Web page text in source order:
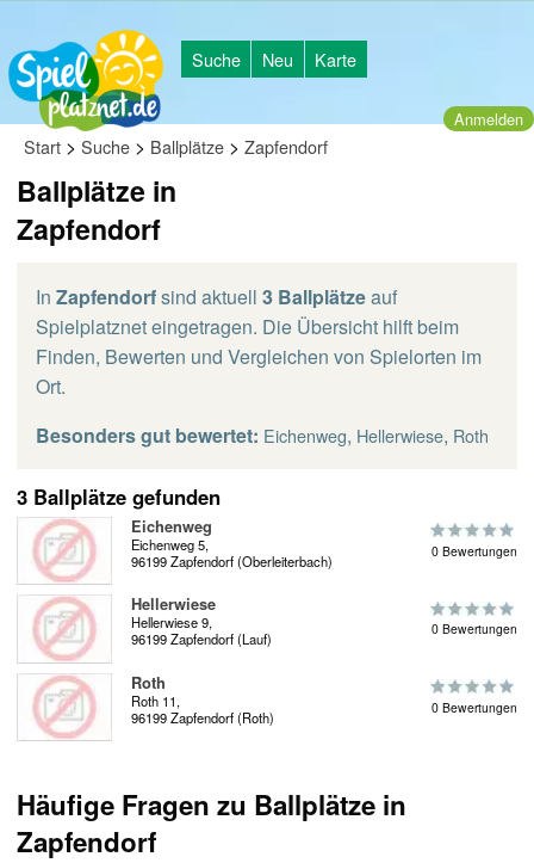
Suche Neu Karte
Anmelden
Start > Suche > Ballplätze > Zapfendorf
Ballplätze in
Zapfendorf
In Zapfendorfsind aktuell 3 Ballplätzeauf
Spielplatznet eingetragen. Die Übersicht hilft beim
Finden, Bewerten und Vergleichen von Spielorten im
Ort.
Besonders gut bewertet: Eichenweg, Hellerwiese, Roth
3 Ballplätze gefunden
Eichenweg
Eichenweg 5,
96199 Zapfendorf (Oberleiterbach)
0 Bewertungen
Hellerwiese
Hellerwiese 9,
96199 Zapfendorf (Lauf)
0 Bewertungen
Roth
Roth 11,
96199 Zapfendorf (Roth)
0 Bewertungen
Häufige Fragen zu Ballplätze in
Zapfendorf